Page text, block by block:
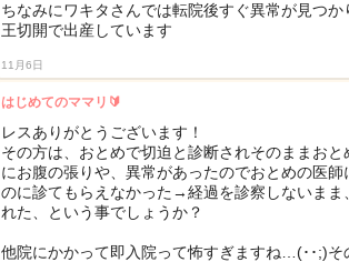
ちなみにワキタさんでは転院後すぐ異常が見つ
王切開で出産しています
11月6日
はじめてのママリ🔰
レスありがとうございます！
その方は、おとめで切迫と診断されそのままお
にお腹の張りや、異常があったのでおとめの医師
のに診てもらえなかった→経過を診察しないまま
れた、という事でしょうか？
他院にかかって即入院って怖すぎますね…(･･;)そ